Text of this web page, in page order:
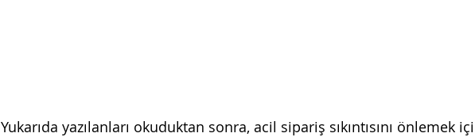
Yukarıda yazılanları okuduktan sonra, acil sipariş sıkıntısını önlemek